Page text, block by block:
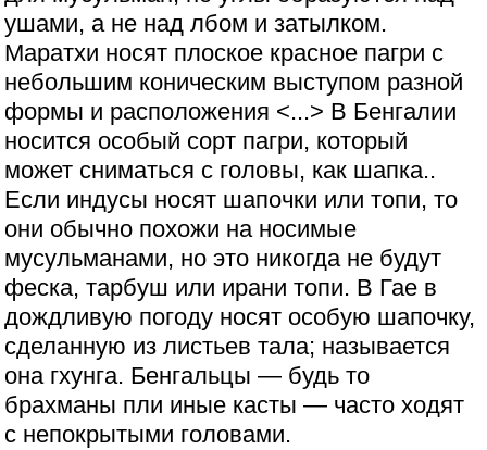
ушами, а не над лбом и затылком.
Маратхи носят плоское красное пагри с
небольшим коническим выступом разной
формы и расположения <...> В Бенгалии
носится особый сорт пагри, который
может сниматься с головы, как шапка..
Если индусы носят шапочки или топи, то
они обычно похожи на носимые
мусульманами, но это никогда не будут
феска, тарбуш или ирани топи. В Гае в
дождливую погоду носят особую шапочку,
сделанную из листьев тала; называется
она гхунга. Бенгальцы — будь то
брахманы пли иные касты — часто ходят
с непокрытыми головами.